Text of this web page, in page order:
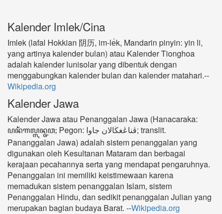
Kalender Imlek/Cina
Imlek (lafal Hokkian 阴历, im-le̍k, Mandarin pinyin: yin li,
yang artinya kalender bulan) atau Kalender Tionghoa
adalah kalender lunisolar yang dibentuk dengan
menggabungkan kalender bulan dan kalender matahari.--
Wikipedia.org
Kalender Jawa
Kalender Jawa atau Penanggalan Jawa (Hanacaraka:
ꦥꦤꦁꦒꦭ꧀ꦭꦤ꧀ꦗꦮ; Pegon: ڤناڠغڬالان جاوا; translit.
Pananggalan Jawa) adalah sistem penanggalan yang
digunakan oleh Kesultanan Mataram dan berbagai
kerajaan pecahannya serta yang mendapat pengaruhnya.
Penanggalan ini memiliki keistimewaan karena
memadukan sistem penanggalan Islam, sistem
Penanggalan Hindu, dan sedikit penanggalan Julian yang
merupakan bagian budaya Barat. --Wikipedia.org